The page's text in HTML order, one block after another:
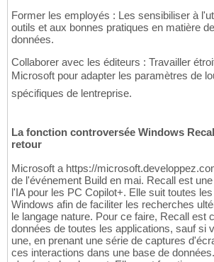
Former les employés : Les sensibiliser à
outils et aux bonnes pratiques en matière
données.
Collaborer avec les éditeurs : Travailler
Microsoft pour adapter les paramètres de
spécifiques de lentreprise.
La fonction controversée Windows
retour
Microsoft a https://
de l'événement Build en mai. Recall est
l'IA pour les PC Copilot+. Elle suit toutes
Windows afin de faciliter les recherches
le langage nature. Pour ce faire, Recall est
données de toutes les applications, sauf si
une, en prenant une série de captures
ces interactions dans une base de